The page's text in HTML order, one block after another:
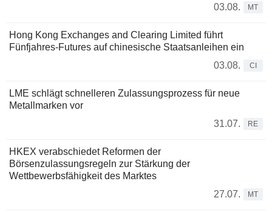
03.08.
MT
Hong Kong Exchanges and Clearing Limited führt
Fünfjahres-Futures auf chinesische Staatsanleihen ein
03.08.
CI
LME schlägt schnelleren Zulassungsprozess für neue
Metallmarken vor
31.07.
RE
HKEX verabschiedet Reformen der
Börsenzulassungsregeln zur Stärkung der
Wettbewerbsfähigkeit des Marktes
27.07.
MT